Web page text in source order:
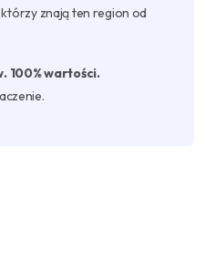
znają ten region od
100% wartości.